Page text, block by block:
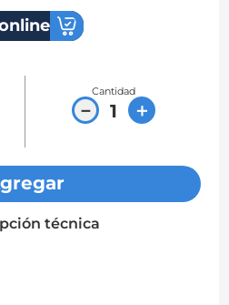
Cantidad
＋
－
técnica